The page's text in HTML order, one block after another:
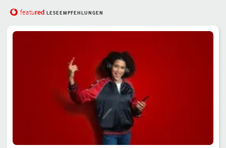
featured LESEEMPFEHLUNGEN